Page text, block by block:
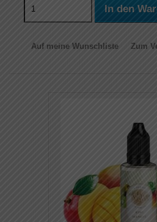
In den
Auf meine Wunschliste Zum